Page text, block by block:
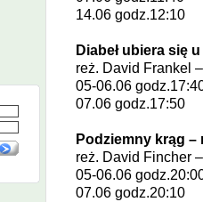
14.06 godz.12:10
Diabeł ubiera się
reż. David Frankel
05-06.06
07.06 godz.17:50
Podziemny krąg –
reż. David Fincher
05-06.06
07.06 godz.20:10